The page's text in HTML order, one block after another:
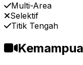
Multi-Area
Selektif
Titik Tengah